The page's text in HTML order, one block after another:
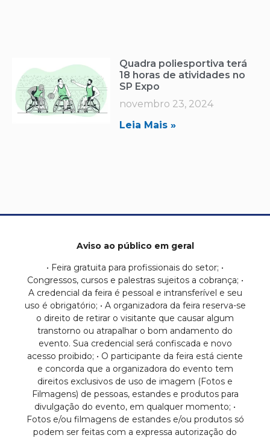
Quadra poliesportiva terá
18 horas de atividades no
SP Expo
novembro 23, 2024
Leia Mais »
Aviso ao público em geral
• Feira gratuita para profissionais do setor; •
Congressos, cursos e palestras sujeitos a cobrança; •
A credencial da feira é pessoal e intransferível e seu
uso é obrigatório; • A organizadora da feira reserva-se
o direito de retirar o visitante que causar algum
transtorno ou atrapalhar o bom andamento do
evento. Sua credencial será confiscada e novo
acesso proibido; • O participante da feira está ciente
e concorda que a organizadora do evento tem
direitos exclusivos de uso de imagem (Fotos e
Filmagens) de pessoas, estandes e produtos para
divulgação do evento, em qualquer momento; •
Fotos e/ou filmagens de estandes e/ou produtos só
podem ser feitas com a expressa autorização do